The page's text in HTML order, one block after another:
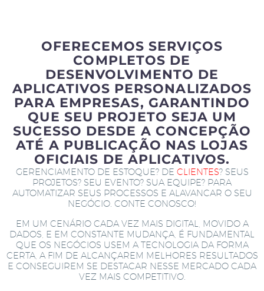
OFERECEMOS SERVIÇOS
COMPLETOS DE
DESENVOLVIMENTO DE
APLICATIVOS PERSONALIZADOS
PARA EMPRESAS, GARANTINDO
QUE SEU PROJETO SEJA UM
SUCESSO DESDE A CONCEPÇÃO
ATÉ A PUBLICAÇÃO NAS LOJAS
OFICIAIS DE APLICATIVOS.
GERENCIAMENTO DE ESTOQUE? DE CLIENTES? SEUS
PROJETOS? SEU EVENTO? SUA EQUIPE? PARA
AUTOMATIZAR SEUS PROCESSOS E ALAVANCAR O SEU
NEGÓCIO. CONTE CONOSCO!
EM UM CENÁRIO CADA VEZ MAIS DIGITAL, MOVIDO A
DADOS, E EM CONSTANTE MUDANÇA, É FUNDAMENTAL
QUE OS NEGÓCIOS USEM A TECNOLOGIA DA FORMA
CERTA, A FIM DE ALCANÇAREM MELHORES RESULTADOS
E CONSEGUIREM SE DESTACAR NESSE MERCADO CADA
VEZ MAIS COMPETITIVO.